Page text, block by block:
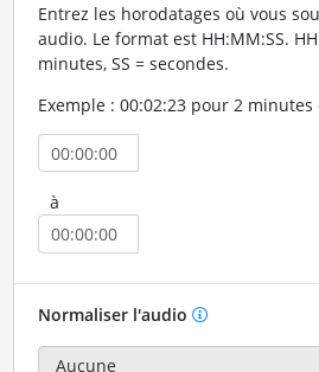
Entrez les horodatages où vous
audio. Le format est HH:MM:SS.
minutes, SS = secondes.
Exemple : 00:02:23 pour 2 minutes
à
Normaliser l'audio